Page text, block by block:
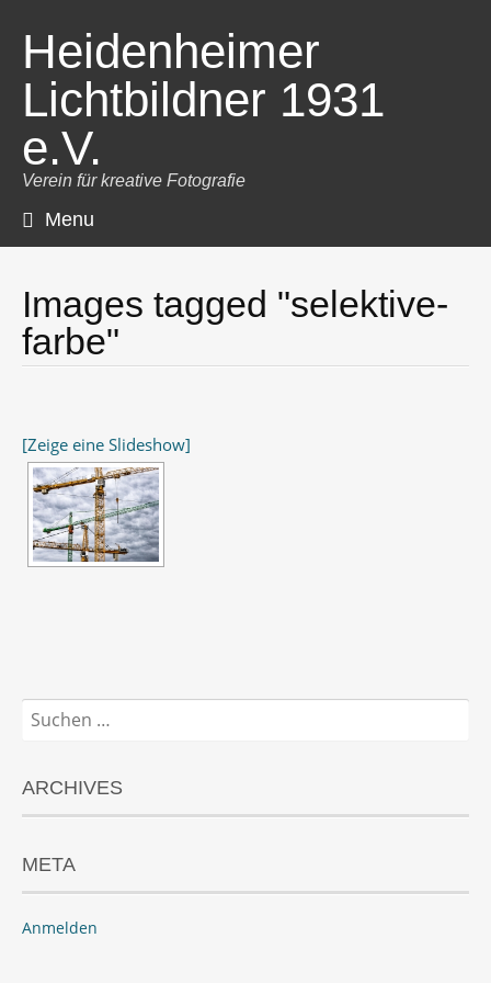
Heidenheimer
Lichtbildner 1931
e.V.
Verein für kreative Fotografie
Menu
Images tagged "selektive-
farbe"
[Zeige eine Slideshow]
Suchen
nach:
ARCHIVES
META
Anmelden